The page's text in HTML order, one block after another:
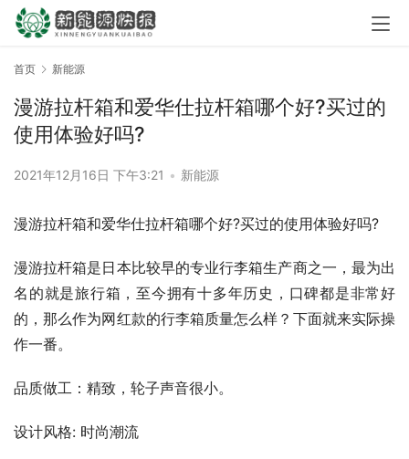
首页 新能源
漫游拉杆箱和爱华仕拉杆箱哪个好?买过的
使用体验好吗?
2021年12月16日 下午3:21 • 新能源
漫游拉杆箱和爱华仕拉杆箱哪个好?买过的使用体验好吗?
漫游拉杆箱是日本比较早的专业行李箱生产商之一，最为出
名的就是旅行箱，至今拥有十多年历史，口碑都是非常好
的，那么作为网红款的行李箱质量怎么样？下面就来实际操
作一番。
品质做工：精致，轮子声音很小。
设计风格: 时尚潮流